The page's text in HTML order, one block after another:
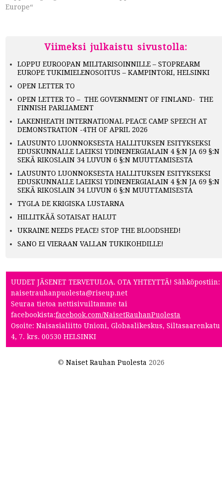
Europe“
Viimeksi julkaistu sivustolla:
LOPPU EUROOPAN MILITARISOINNILLE – STOPREARM
EUROPE TUKIMIELENOSOITUS – KAMPINTORI, HELSINKI
OPEN LETTER TO
OPEN LETTER TO – THE GOVERNMENT OF FINLAND- THE
FINNISH PARLIAMENT
LAKENHEATH INTERNATIONAL PEACE CAMP SPEECH AT
DEMONSTRATION -4TH OF APRIL 2026
LAUSUNTO LUONNOKSESTA HALLITUKSEN ESITYKSEKSI
EDUSKUNNALLE LAEIKSI YDINENERGIALAIN 4 §:N JA 69 §:N
SEKÄ RIKOSLAIN 34 LUVUN 6 §:N MUUTTAMISESTA
LAUSUNTO LUONNOKSESTA HALLITUKSEN ESITYKSEKSI
EDUSKUNNALLE LAEIKSI YDINENERGIALAIN 4 §:N JA 69 §:N
SEKÄ RIKOSLAIN 34 LUVUN 6 §:N MUUTTAMISESTA
TYGLA DE KRIGISKA LUSTARNA
HILLITKÄÄ SOTAISAT HALUT
UKRAINE NEEDS PEACE! STOP THE BLOODSHED!
SANO EI VIERAAN VALLAN TUKIKOHDILLE!
UUDET JÄSENET TERVETULOA. OTA YHTEYTTÄ! Sähköpostiin:
naisetrauhanpuolesta@riseup.net
Seuraa tietoa nettisivuiltamme tai
facebookista:facebook.com/NaisetRauhanPuolesta
Osoite: Naisasialiitto Unioni, Globaalikeskus, Siltasaarenkatu
4, 7. krs. 00530 HELSINKI
© Naiset Rauhan Puolesta 2026